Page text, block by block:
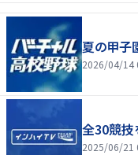
夏の甲子
2026/04/14
全30競技
2025/06/21